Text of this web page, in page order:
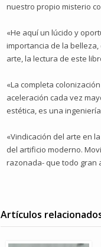
nuestro propio misterio
«He aquí un lúcido y
importancia de la
arte, la lectura de este
«La completa
aceleración cada vez
estética, es una
«Vindicación del arte en
del artificio moderno.
razonada- que todo gran
Artículos